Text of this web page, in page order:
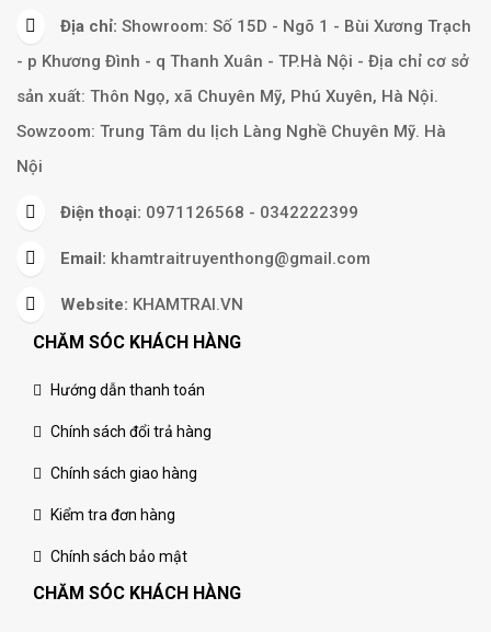
Địa chỉ: Showroom: Số 15D - Ngõ 1 - Bùi Xương Trạch
- p Khương Đình - q Thanh Xuân - TP.Hà Nội - Địa chỉ cơ sở
sản xuất: Thôn Ngọ, xã Chuyên Mỹ, Phú Xuyên, Hà Nội.
Sowzoom: Trung Tâm du lịch Làng Nghề Chuyên Mỹ. Hà
Nội
Điện thoại: 0971126568 - 0342222399
Email: khamtraitruyenthong@gmail.com
Website: KHAMTRAI.VN
CHĂM SÓC KHÁCH HÀNG
Hướng dẫn thanh toán
Chính sách đổi trả hàng
Chính sách giao hàng
Kiểm tra đơn hàng
Chính sách bảo mật
CHĂM SÓC KHÁCH HÀNG